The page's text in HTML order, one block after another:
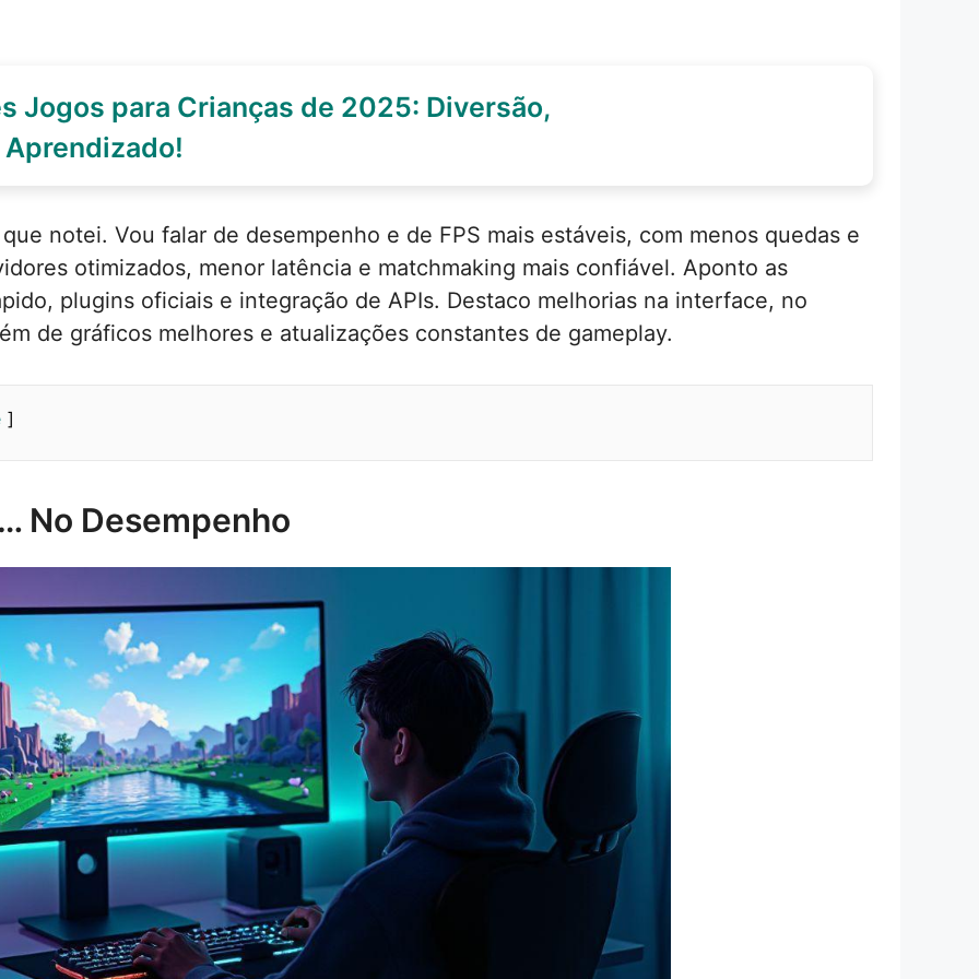
Jogos para Crianças de 2025: Diversão,
notei. Vou falar de desempenho e de FPS mais estáveis, com menos quedas e
otimizados, menor latência e matchmaking mais confiável. Aponto as
plugins oficiais e integração de APIs. Destaco melhorias na interface, no
de gráficos melhores e atualizações constantes de gameplay.
No Desempenho